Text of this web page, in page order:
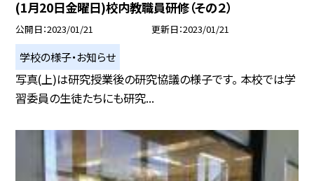
(1月20日金曜日)校内教職員研修（その２）
公開日 2023/01/21 更新日 2023/01/21
学校の様子・お知らせ
写真(上)は研究授業後の研究協議の様子です。 本校では学
習委員の生徒たちにも研究...